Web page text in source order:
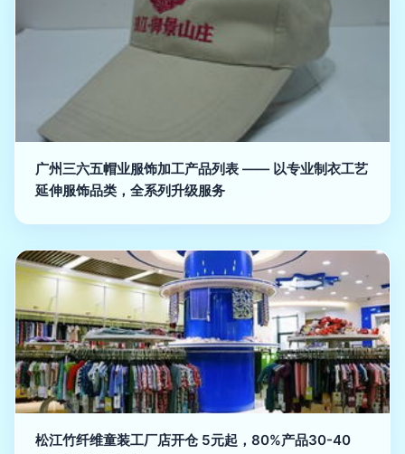
广州三六五帽业服饰加工产品列表 —— 以专业制衣工艺
延伸服饰品类，全系列升级服务
松江竹纤维童装工厂店开仓 5元起，80%产品30-40